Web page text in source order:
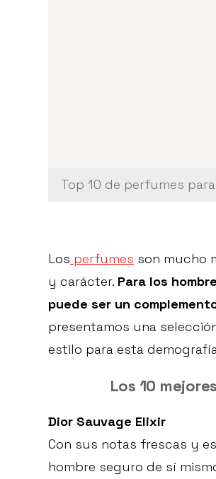
Top 10 de perfumes
Los perfumes son mucho
y carácter. Para los
puede ser un
presentamos una
estilo para esta
Los 10
Dior Sauvage Elixir
Con sus notas frescas y
hombre seguro de sí